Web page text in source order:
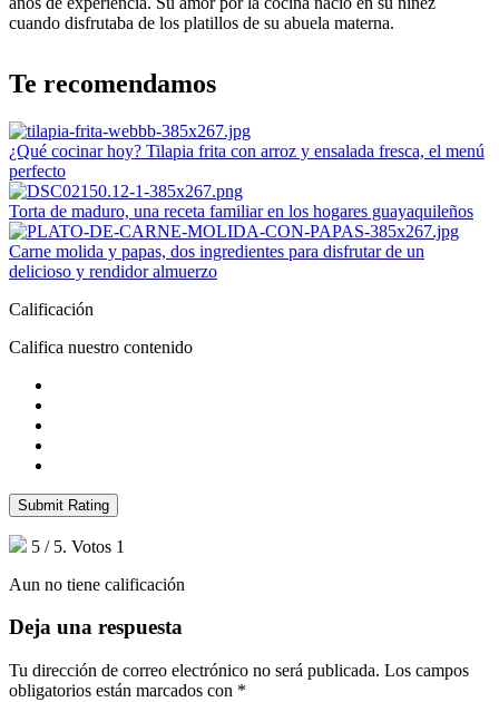
cuando disfrutaba de los platillos de su abuela materna.
Te recomendamos
¿Qué cocinar hoy? Tilapia frita con arroz y ensalada fresca, el menú
perfecto
Torta de maduro, una receta familiar en los hogares guayaquileños
Carne molida y papas, dos ingredientes para disfrutar de un
delicioso y rendidor almuerzo
Calificación
Califica nuestro contenido
Submit Rating
5 / 5. Votos 1
Aun no tiene calificación
Deja una respuesta
Tu dirección de correo electrónico no será publicada. Los campos
obligatorios están marcados con *